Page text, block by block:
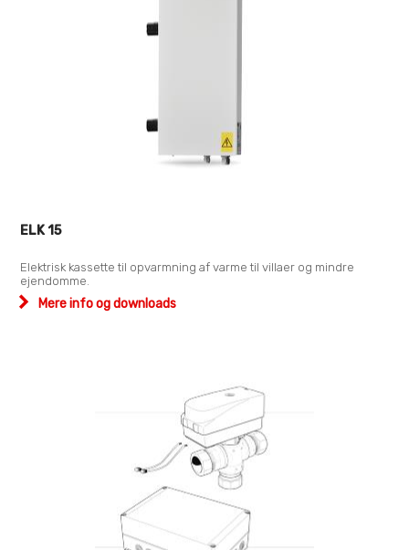
ELK 15
Elektrisk kassette til opvarmning af varme til villaer og mindre
ejendomme.
Mere info og downloads